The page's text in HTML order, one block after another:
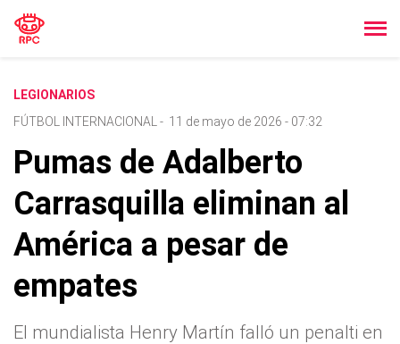
LEGIONARIOS
FÚTBOL INTERNACIONAL
- 11 de mayo de 2026 - 07:32
Pumas de Adalberto
Carrasquilla eliminan al
América a pesar de
empates
El mundialista Henry Martín falló un penalti en